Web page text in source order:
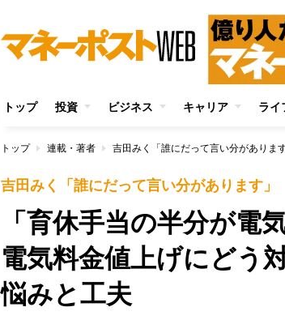
トップ 投資 ビジネス キャリア ライ
トップ 連載・著者 吉田みく「誰にだって言い分があります
吉田みく「誰にだって言い分があります」
「育休手当の半分が
電気料金値上げにどう
悩みと工夫